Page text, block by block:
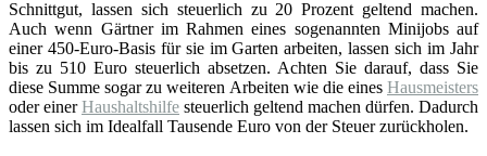
Schnittgut, lassen sich steuerlich zu 20 Prozent geltend machen.
Auch wenn Gärtner im Rahmen eines sogenannten Minijobs auf
einer 450-Euro-Basis für sie im Garten arbeiten, lassen sich im Jahr
bis zu 510 Euro steuerlich absetzen. Achten Sie darauf, dass Sie
diese Summe sogar zu weiteren Arbeiten wie die eines Hausmeisters
oder einerHaushaltshilfe steuerlich geltend machen dürfen. Dadurch
lassen sich im Idealfall Tausende Euro von der Steuer zurückholen.